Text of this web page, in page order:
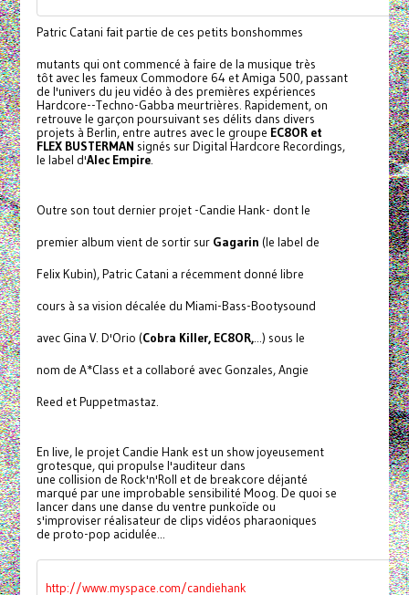
Patric Catani fait partie de ces petits bonshommes
mutants qui ont commencé à faire de la musique très
tôt avec les fameux Commodore 64 et Amiga 500, passant
de l'univers du jeu vidéo à des premières expériences
Hardcore--Techno-Gabba meurtrières. Rapidement, on
retrouve le garçon poursuivant ses délits dans divers
projets à Berlin, entre autres avec le groupe EC8OR et
FLEX BUSTERMAN signés sur Digital Hardcore Recordings,
le label d'Alec Empire.
Outre son tout dernier projet -Candie Hank- dont le
premier album vient de sortir sur Gagarin (le label de
Felix Kubin), Patric Catani a récemment donné libre
cours à sa vision décalée du Miami-Bass-Bootysound
avec Gina V. D'Orio (Cobra Killer, EC8OR,...) sous le
nom de A*Class et a collaboré avec Gonzales, Angie
Reed et Puppetmastaz.
En live, le projet Candie Hank est un show joyeusement
grotesque, qui propulse l'auditeur dans
une collision de Rock'n'Roll et de breakcore déjanté
marqué par une improbable sensibilité Moog. De quoi se
lancer dans une danse du ventre punkoïde ou
s'improviser réalisateur de clips vidéos pharaoniques
de proto-pop acidulée...
http://www.myspace.com/candiehank